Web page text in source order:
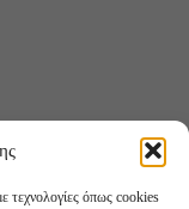
τεχνολογίες όπως cookies